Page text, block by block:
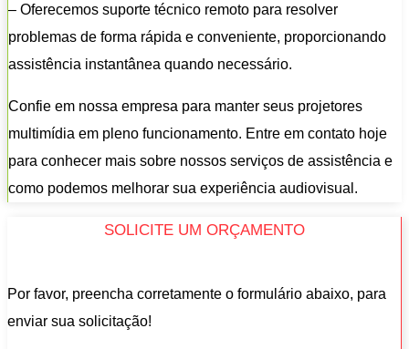
– Oferecemos suporte técnico remoto para resolver
problemas de forma rápida e conveniente, proporcionando
assistência instantânea quando necessário.
Confie em nossa empresa para manter seus projetores
multimídia em pleno funcionamento. Entre em contato hoje
para conhecer mais sobre nossos serviços de assistência e
como podemos melhorar sua experiência audiovisual.
SOLICITE UM ORÇAMENTO
Por favor, preencha corretamente o formulário abaixo, para
enviar sua solicitação!